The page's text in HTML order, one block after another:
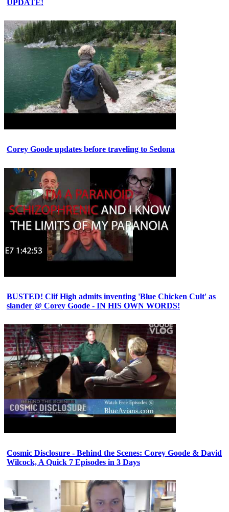
UPDATE!
Corey Goode updates before traveling to Sedona
BUSTED! Clif High admits inventing 'Blue Chicken Cult' as
slander @ Corey Goode - IN HIS OWN WORDS!
Cosmic Disclosure - Behind the Scenes: Corey Goode & David
Wilcock, A Quick 7 Episodes in 3 Days